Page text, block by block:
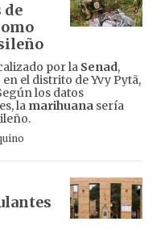
de
por la Senad,
el distrito de Yvy Pytã,
los datos
la marihuana sería